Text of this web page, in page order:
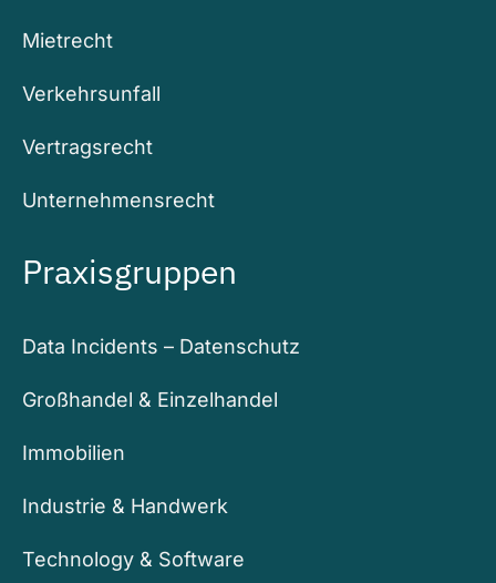
Mietrecht
Verkehrsunfall
Vertragsrecht
Unternehmensrecht
Praxisgruppen
Data Incidents – Datenschutz
Großhandel & Einzelhandel
Immobilien
Industrie & Handwerk
Technology & Software